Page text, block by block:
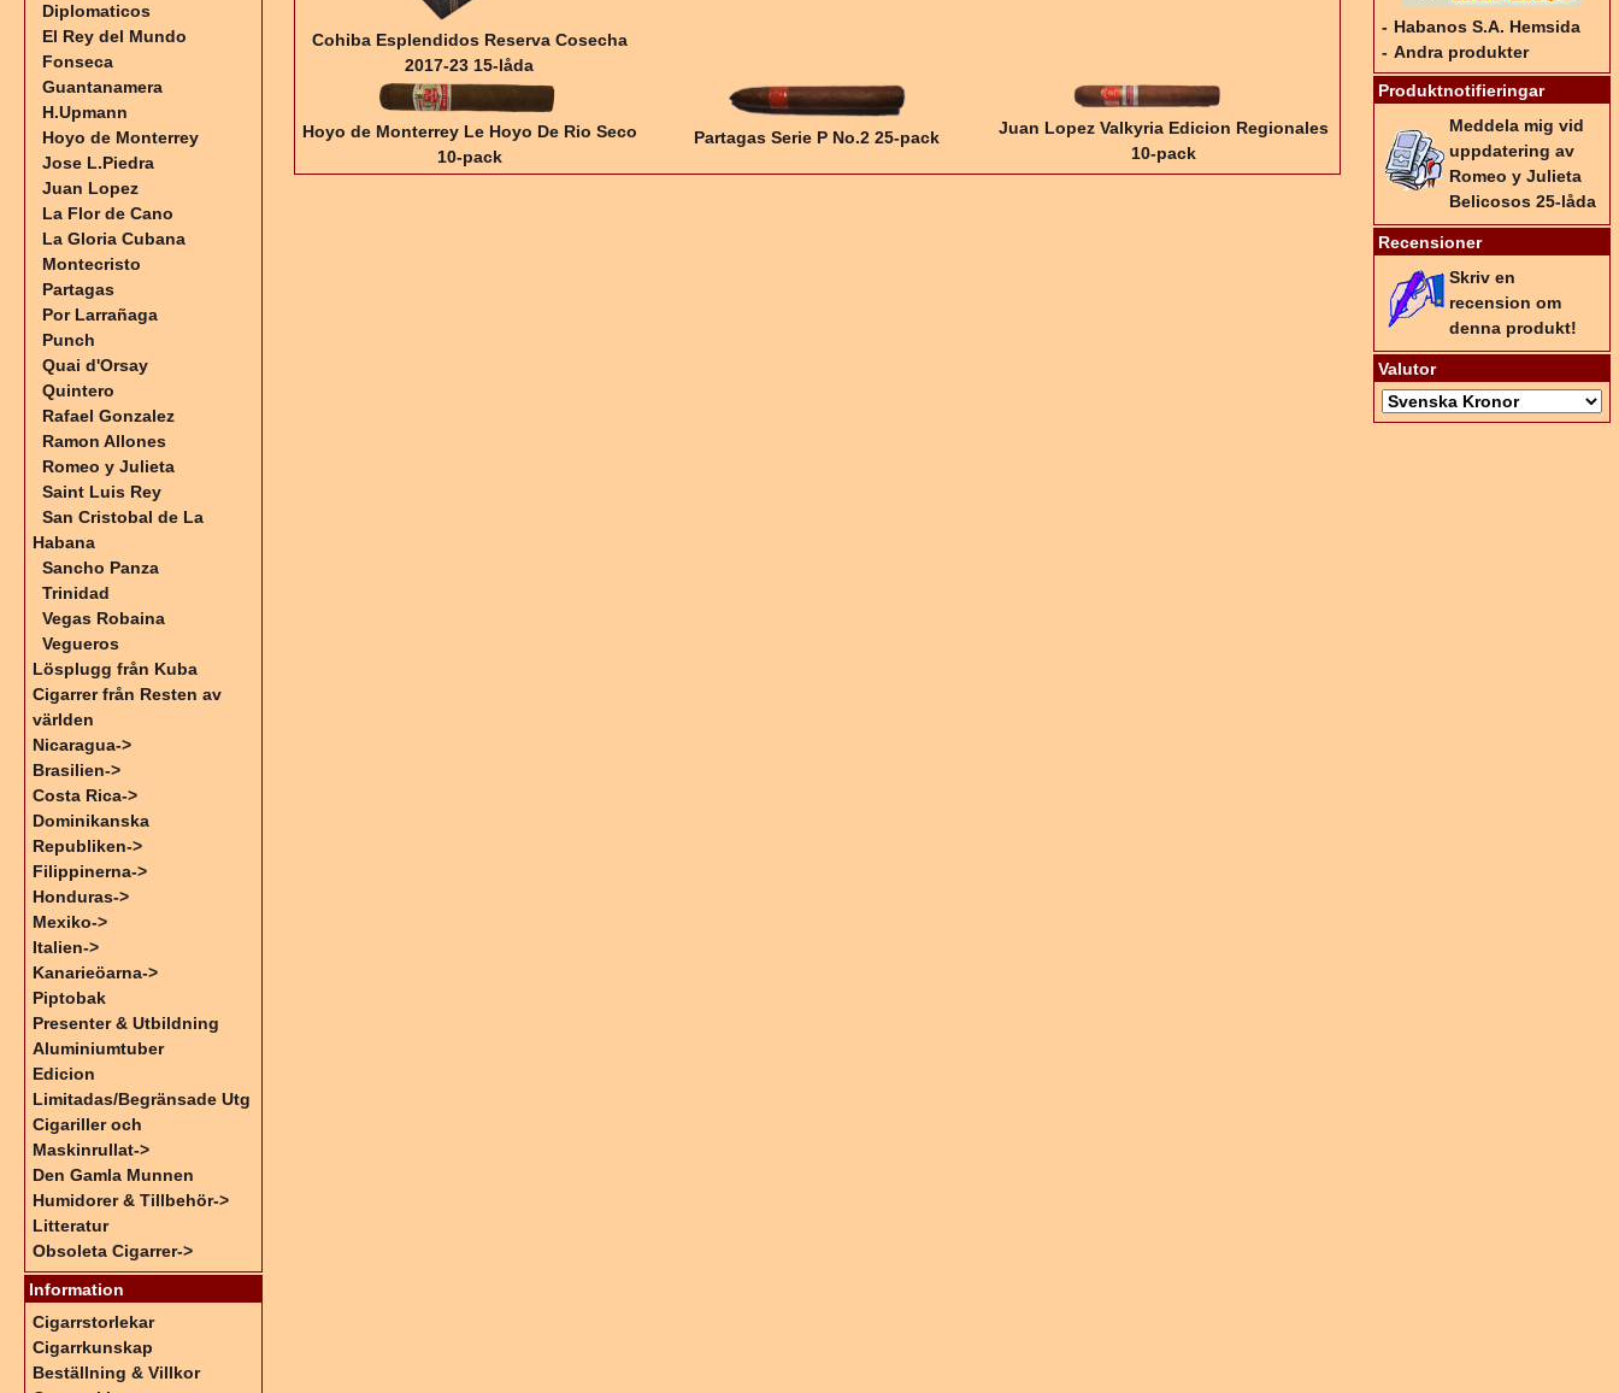
Cohiba Esplendidos Reserva Cosecha
2017-23 15-låda
Hoyo de Monterrey Le Hoyo De Rio Seco
10-pack
Partagas Serie P No.2 25-pack
Juan Lopez Valkyria Edicion Regionales
10-pack
Diplomaticos
El Rey del Mundo
Fonseca
Guantanamera
H.Upmann
Hoyo de Monterrey
Jose L.Piedra
Juan Lopez
La Flor de Cano
La Gloria Cubana
Montecristo
Partagas
Por Larrañaga
Punch
Quai d'Orsay
Quintero
Rafael Gonzalez
Ramon Allones
Romeo y Julieta
Saint Luis Rey
San Cristobal de La
Habana
Sancho Panza
Trinidad
Vegas Robaina
Vegueros
Lösplugg från Kuba
Cigarrer från Resten av
världen
Nicaragua->
Brasilien->
Costa Rica->
Dominikanska
Republiken->
Filippinerna->
Honduras->
Mexiko->
Italien->
Kanarieöarna->
Piptobak
Presenter & Utbildning
Aluminiumtuber
Edicion
Limitadas/Begränsade Utg
Cigariller och
Maskinrullat->
Den Gamla Munnen
Humidorer & Tillbehör->
Litteratur
Obsoleta Cigarrer->
Information
Cigarrstorlekar
Cigarrkunskap
Beställning & Villkor
- Habanos S.A. Hemsida
- Andra produkter
Produktnotifieringar
Meddela mig vid
uppdatering av
Romeo y Julieta
Belicosos 25-låda
Recensioner
Skriv en
recension om
denna produkt!
Valutor